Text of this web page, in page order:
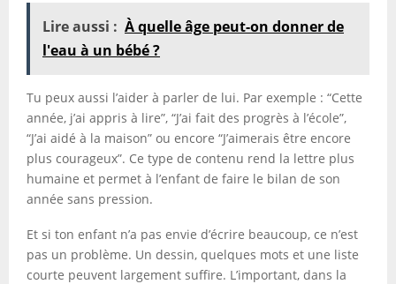
Lire aussi : À quelle âge peut-on donner de
l'eau à un bébé ?
Tu peux aussi l’aider à parler de lui. Par exemple : “Cette
année, j’ai appris à lire”, “J’ai fait des progrès à l’école”,
“J’ai aidé à la maison” ou encore “J’aimerais être encore
plus courageux”. Ce type de contenu rend la lettre plus
humaine et permet à l’enfant de faire le bilan de son
année sans pression.
Et si ton enfant n’a pas envie d’écrire beaucoup, ce n’est
pas un problème. Un dessin, quelques mots et une liste
courte peuvent largement suffire. L’important, dans la